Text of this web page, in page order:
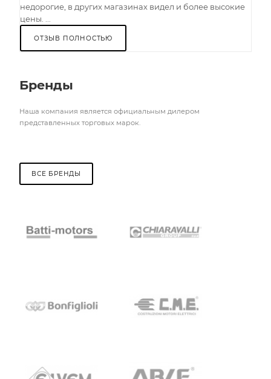
недорогие, в других магазинах видел и более высокие
цены. ...
ОТЗЫВ ПОЛНОСТЬЮ
Бренды
Наша компания является официальным дилером
представленных торговых марок.
ВСЕ БРЕНДЫ